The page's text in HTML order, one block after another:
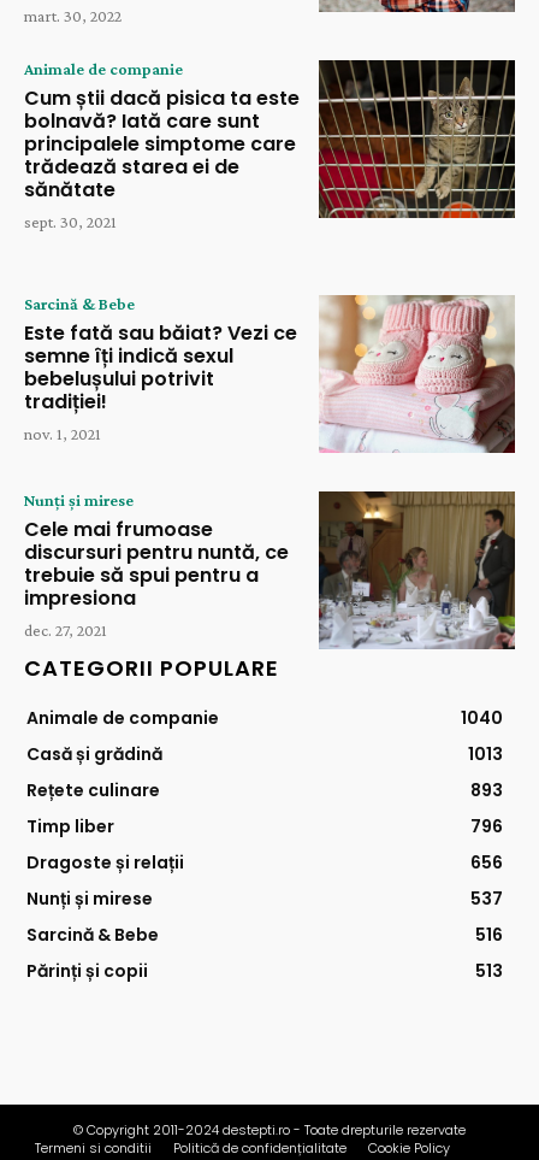
mart. 30, 2022
Animale de companie
Cum știi dacă pisica ta este
bolnavă? Iată care sunt
principalele simptome care
trădează starea ei de
sănătate
sept. 30, 2021
Sarcină & Bebe
Este fată sau băiat? Vezi ce
semne îți indică sexul
bebelușului potrivit
tradiției!
nov. 1, 2021
Nunți și mirese
Cele mai frumoase
discursuri pentru nuntă, ce
trebuie să spui pentru a
impresiona
dec. 27, 2021
CATEGORII POPULARE
Animale de companie
1040
Casă și grădină
1013
Rețete culinare
893
Timp liber
796
Dragoste și relații
656
Nunți și mirese
537
Sarcină & Bebe
516
Părinți și copii
513
© Copyright 2011-2024 destepti.ro - Toate drepturile rezervate
Termeni si conditii
Politică de confidențialitate
Cookie Policy